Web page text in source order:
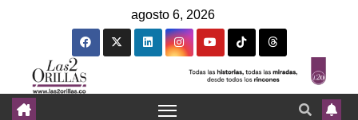
agosto 6, 2026